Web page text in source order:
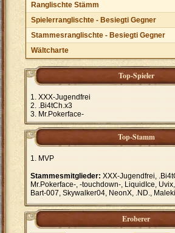
Ranglischte Stämm
Spielerranglischte - Besiegti Gegner
Stammesranglischte - Besiegti Gegner
Wältcharte
Top-Spieler
XXX-Jugendfrei
.Bi4tCh.x3
Mr.Pokerface-
Top-Stamm
MVP
Stammesmitglieder: XXX-Jugendfrei,
Mr.Pokerface-, -touchdown-, LiquidIce,
Bart-007, Skywalker04, NeonX, .ND.,
Eroberer